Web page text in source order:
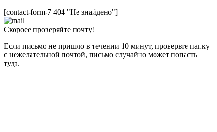
[contact-form-7 404 "Не знайдено"]
Скороее проверяйте почту!
Если письмо не пришло в течении 10 минут, проверьте папку
с нежелательной почтой, письмо случайно может попасть
туда.